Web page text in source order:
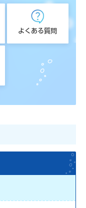
よくある質問